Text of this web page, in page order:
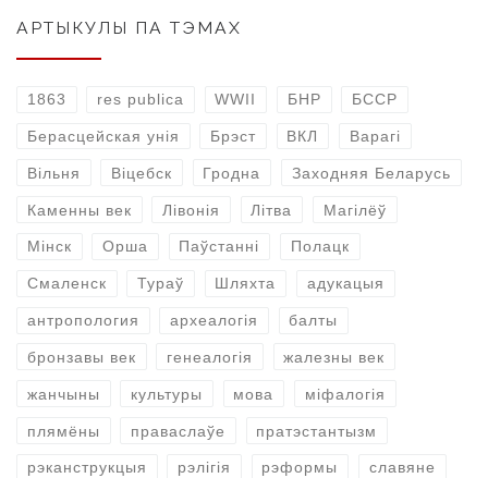
АРТЫКУЛЫ ПА ТЭМАХ
1863 res publica WWII БНР БССР
Берасцейская унія Брэст ВКЛ Варагі
Вільня Віцебск Гродна Заходняя Беларусь
Каменны век Лівонія Літва Магілёў
Мінск Орша Паўстанні Полацк
Смаленск Тураў Шляхта адукацыя
антропология археалогія балты
бронзавы век генеалогія жалезны век
жанчыны культуры мова міфалогія
плямёны праваслаўе пратэстантызм
рэканструкцыя рэлігія рэформы славяне